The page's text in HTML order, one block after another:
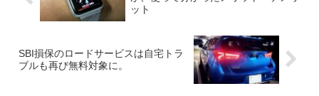
ット
SBI損保のロードサービスは自宅トラ
ブルも再び無料対象に。